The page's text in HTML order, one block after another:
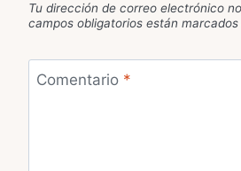
Tu dirección de correo electrónico
campos obligatorios están marcados
Comentario *